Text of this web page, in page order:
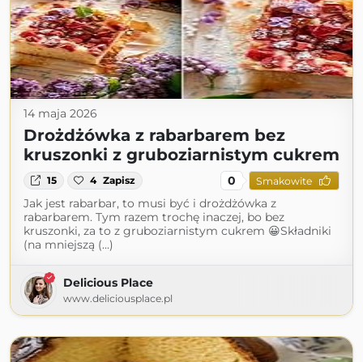
14 maja 2026
Drożdżówka z rabarbarem bez
kruszonki z gruboziarnistym cukrem
15 4 Zapisz 0 Smakowite
Jak jest rabarbar, to musi być i drożdżówka z
rabarbarem. Tym razem trochę inaczej, bo bez
kruszonki, za to z gruboziarnistym cukrem 😀Składniki
(na mniejszą (...)
Delicious Place
www.deliciousplace.pl